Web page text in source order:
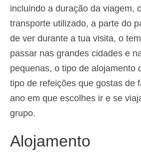
Deutsch )
Ελληνικά (Grego)
עברית (Hebraico)
Italiano
한국어(Coreano
incluindo a duração da viagem,
transporte utilizado, a parte do
de ver durante a tua visita, o
passar nas grandes cidades e
pequenas, o tipo de alojamento
tipo de refeições que gostas de
ano em que escolhes ir e se
grupo.
Alojamento